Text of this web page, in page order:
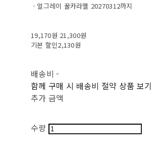
ㆍ얼그레이 꿀카라멜 20270312까지
19,170원 21,300원
기본 할인2,130원
배송비-
함께 구매 시 배송비 절약 상품 보기
추가 금액
수량